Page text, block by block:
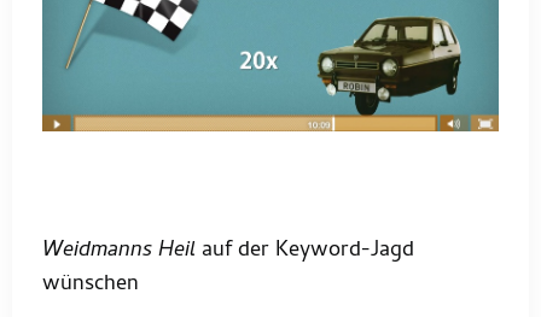
Weidmanns Heil auf der Keyword-Jagd
wünschen